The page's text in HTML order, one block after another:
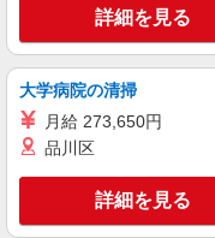
詳細を見る
大学病院の清掃
月給 273,650円
品川区
詳細を見る